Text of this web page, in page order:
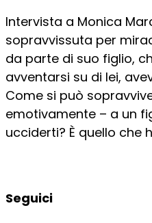
Intervista a Monica
sopravvissuta per
da parte di suo figlio,
avventarsi su di lei,
Come si può
emotivamente – a un
ucciderti? È quello che
Seguici